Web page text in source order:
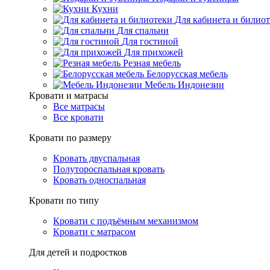
Кухни
Для кабинета и
Для спальни
Для гостиной
Для прихожей
Резная мебель
Белорусская мебель
Мебель Индонезии
Кровати и матрасы
Все матрасы
Все кровати
Кровати по размеру
Кровать двуспальная
Полутороспальная кровать
Кровать односпальная
Кровати по типу
Кровати с подъёмным механизмом
Кровати с матрасом
Для детей и подростков